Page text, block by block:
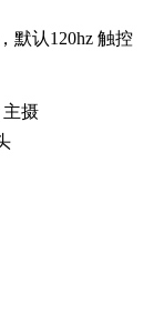
默认120hz 触控
主摄